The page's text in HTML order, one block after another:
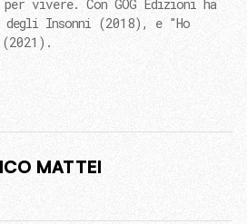
vivere. Con GOG Edizioni ha
Insonni (2018), e "Ho
MATTEI